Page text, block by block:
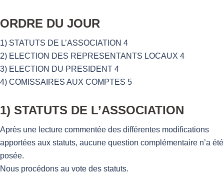
ORDRE DU JOUR
1) STATUTS DE L’ASSOCIATION 4
2) ELECTION DES REPRESENTANTS LOCAUX 4
3) ELECTION DU PRESIDENT 4
4) COMISSAIRES AUX COMPTES 5
1) STATUTS DE L’ASSOCIATION
Après une lecture commentée des différentes modifications
apportées aux statuts, aucune question complémentaire n’a été
posée.
Nous procédons au vote des statuts.